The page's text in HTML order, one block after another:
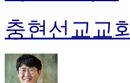
충현선교교회